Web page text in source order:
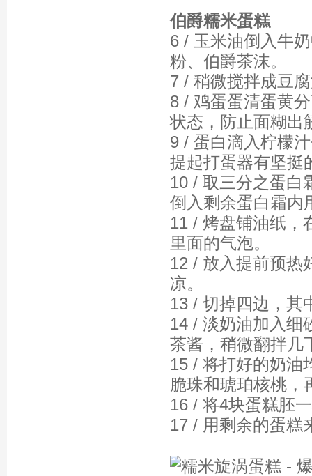
伯爵糯米蛋糕
6 / 玉米油倒入牛
粉、伯爵茶沫。
7 / 稍微搅拌成豆
8 / 鸡蛋蛋清蛋黄
状态，防止面糊出
9 / 蛋白滴入柠檬
提起打蛋器有坚挺
10 / 取三分之蛋白
倒入剩余蛋白霜内
11 / 烤盘铺油纸，
里面的气泡。
12 / 放入提前预热
凉。
13 / 切掉四边，其
14 / 淡奶油加入细
茶酱，稍微翻拌几
15 / 将打好的奶油
脆珠和琥珀核桃，
16 / 将4块蛋糕胚
17 / 用剩余的蛋糕